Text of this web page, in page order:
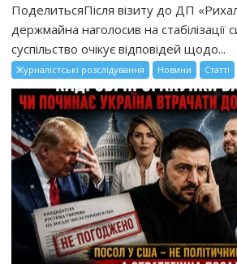
ПоделитьсяПісля візиту до ДП
держмайна наголосив на стабілізації
суспільство очікує відповідей щодо...
Журналістські розслідування Новини Статті